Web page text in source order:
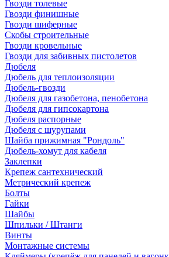
Гвозди толевые
Гвозди финишные
Гвозди шиферные
Скобы строительные
Гвозди кровельные
Гвозди для забивных пистолетов
Дюбеля
Дюбель для теплоизоляции
Дюбель-гвозди
Дюбеля для газобетона, пенобетона
Дюбеля для гипсокартона
Дюбеля распорные
Дюбеля с шурупами
Шайба прижимная "Рондоль"
Дюбель-хомут для кабеля
Заклепки
Крепеж сантехнический
Метрический крепеж
Болты
Гайки
Шайбы
Шпильки / Штанги
Винты
Монтажные системы